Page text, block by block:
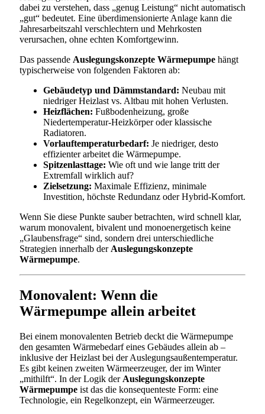
dabei zu verstehen, dass „genug Leistung“ nicht automatisch
„gut“ bedeutet. Eine überdimensionierte Anlage kann die
Jahresarbeitszahl verschlechtern und Mehrkosten
verursachen, ohne echten Komfortgewinn.
Das passende Auslegungskonzepte Wärmepumpe hängt
typischerweise von folgenden Faktoren ab:
Gebäudetyp und Dämmstandard: Neubau mit
niedriger Heizlast vs. Altbau mit hohen Verlusten.
Heizflächen: Fußbodenheizung, große
Niedertemperatur-Heizkörper oder klassische
Radiatoren.
Vorlauftemperaturbedarf: Je niedriger, desto
effizienter arbeitet die Wärmepumpe.
Spitzenlasttage: Wie oft und wie lange tritt der
Extremfall wirklich auf?
Zielsetzung: Maximale Effizienz, minimale
Investition, höchste Redundanz oder Hybrid-Komfort.
Wenn Sie diese Punkte sauber betrachten, wird schnell klar,
warum monovalent, bivalent und monoenergetisch keine
„Glaubensfrage“ sind, sondern drei unterschiedliche
Strategien innerhalb der Auslegungskonzepte
Wärmepumpe.
Monovalent: Wenn die
Wärmepumpe allein arbeitet
Bei einem monovalenten Betrieb deckt die Wärmepumpe
den gesamten Wärmebedarf eines Gebäudes allein ab –
inklusive der Heizlast bei der Auslegungsaußentemperatur.
Es gibt keinen zweiten Wärmeerzeuger, der im Winter
„mithilft“. In der Logik der Auslegungskonzepte
Wärmepumpe ist das die konsequenteste Form: eine
Technologie, ein Regelkonzept, ein Wärmeerzeuger.